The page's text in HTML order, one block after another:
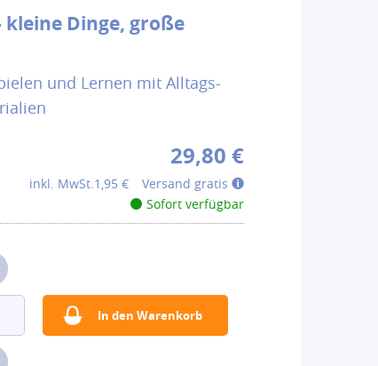
kleine Dinge, große
und Lernen mit Alltags-
29,80 €
inkl. MwSt.1,95 €
Versand gratis
Sofort verfügbar